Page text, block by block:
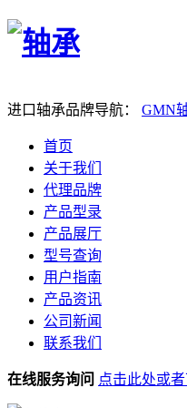
进口轴承品牌导航： GMN
首页
关于我们
代理品牌
产品型录
产品展厅
型号查询
用户指南
产品资讯
公司新闻
联系我们
在线服务询问 点击此处或